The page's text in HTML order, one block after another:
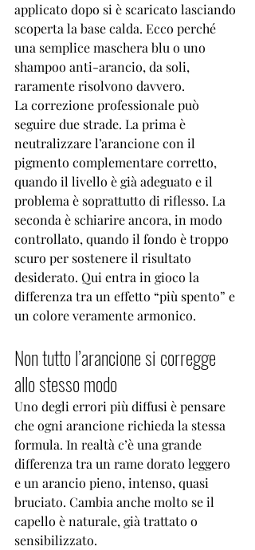
applicato dopo si è scaricato lasciando
scoperta la base calda. Ecco perché
una semplice maschera blu o uno
shampoo anti-arancio, da soli,
raramente risolvono davvero.
La correzione professionale può
seguire due strade. La prima è
neutralizzare l’arancione con il
pigmento complementare corretto,
quando il livello è già adeguato e il
problema è soprattutto di riflesso. La
seconda è schiarire ancora, in modo
controllato, quando il fondo è troppo
scuro per sostenere il risultato
desiderato. Qui entra in gioco la
differenza tra un effetto “più spento” e
un colore veramente armonico.
Non tutto l’arancione si corregge
allo stesso modo
Uno degli errori più diffusi è pensare
che ogni arancione richieda la stessa
formula. In realtà c’è una grande
differenza tra un rame dorato leggero
e un arancio pieno, intenso, quasi
bruciato. Cambia anche molto se il
capello è naturale, già trattato o
sensibilizzato.